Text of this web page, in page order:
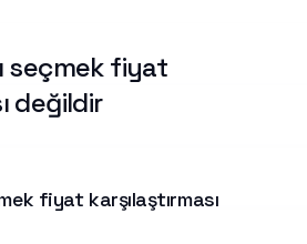
seçmek fiyat
değildir
fiyat karşılaştırması